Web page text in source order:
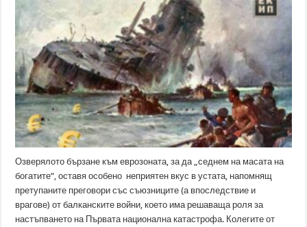
Национална
Катастрофа?
100-
годишното
ехо,
релевантно
1
век
по-
късно
Озверялото бързане към еврозоната, за да „седнем на масата на
богатите“, оставя особено неприятен вкус в устата, напомнящ
претупаните преговори със съюзниците (а впоследствие и
врагове) от балканските войни, което има решаваща роля за
настъпването на Първата национална катастрофа. Колегите от